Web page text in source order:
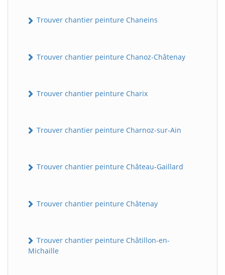
Trouver chantier peinture Chaneins
Trouver chantier peinture Chanoz-Châtenay
Trouver chantier peinture Charix
Trouver chantier peinture Charnoz-sur-Ain
Trouver chantier peinture Château-Gaillard
Trouver chantier peinture Châtenay
Trouver chantier peinture Châtillon-en-
Michaille